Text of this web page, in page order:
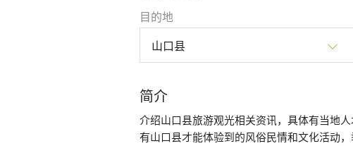
目的地
山口县
简介
介绍山口县旅游观光相关资讯，具体有当地
有山口县才能体验到的风俗民情和文化活动